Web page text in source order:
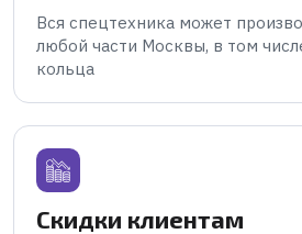
Вся спецтехника может
любой части Москвы, в том
кольца
Скидки клиентам